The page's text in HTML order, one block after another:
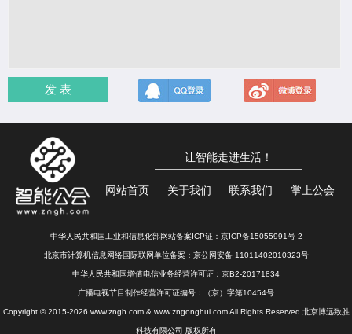
发 表
让智能走进生活！
网站首页 关于我们 联系我们 掌上公会
中华人民共和国工业和信息化部网站备案ICP证： 京ICP备15055991号-2
北京市计算机信息网络国际联网单位备案： 京公网安备 11011402010323号
中华人民共和国增值电信业务经营许可证：京B2-20171834
广播电视节目制作经营许可证编号：（京）字第10454号
Copyright © 2015-2026 www.zngh.com & www.zngonghui.com All Rights Reserved 北京博远致胜
科技有限公司 版权所有